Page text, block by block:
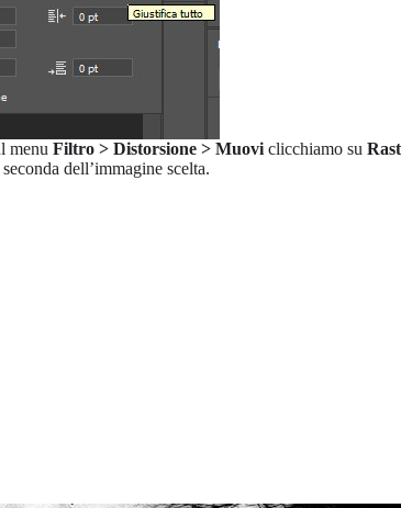
menu Filtro > Distorsione > Muovi clicchiamo su
dell’immagine scelta.